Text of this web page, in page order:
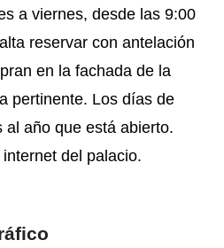
a viernes, desde las 9:00
reservar con antelación
en la fachada de la
pertinente. Los días de
año que está abierto.
del palacio.